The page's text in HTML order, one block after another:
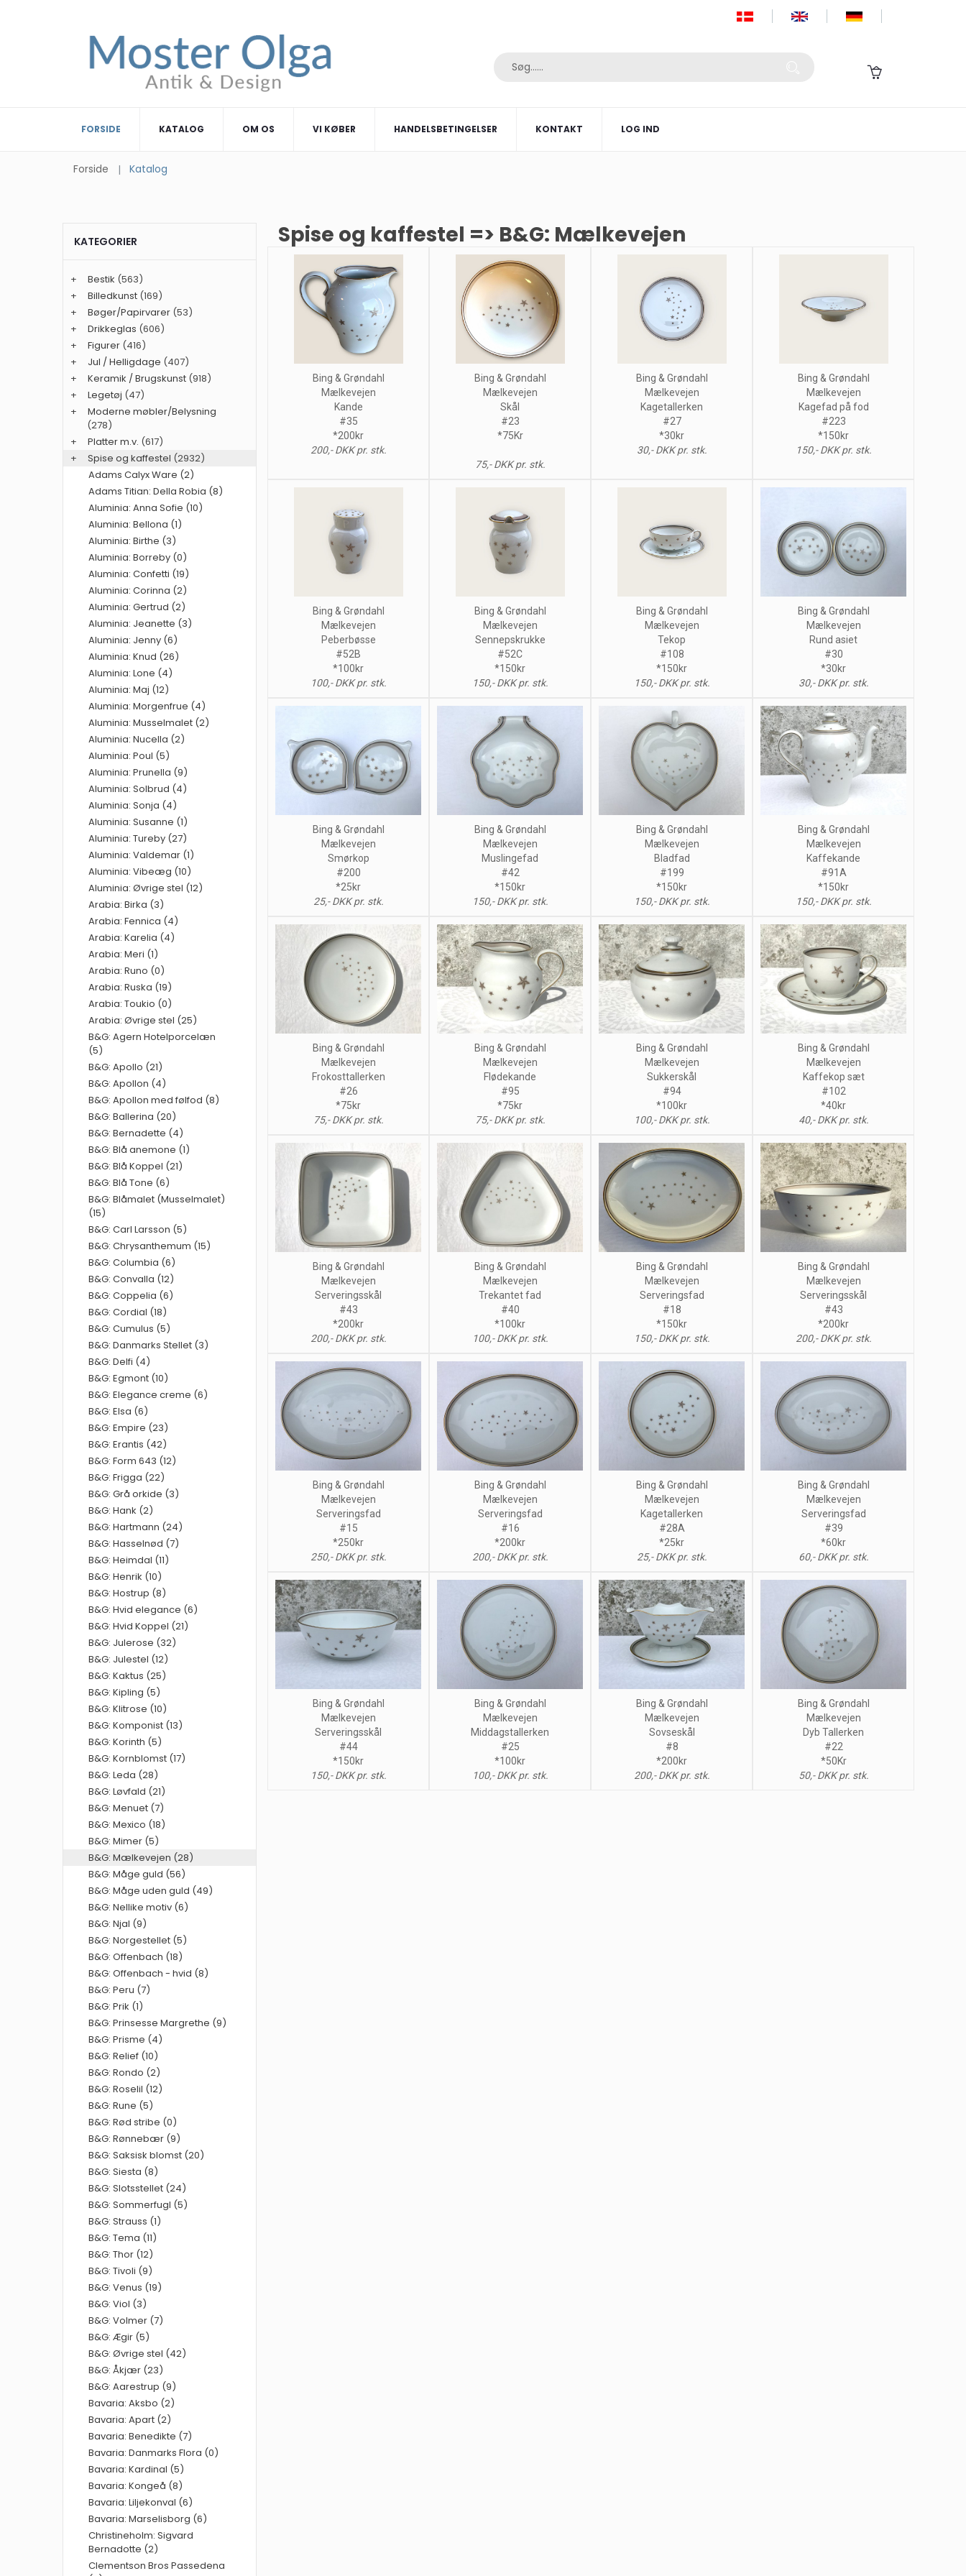
FORSIDE KATALOG OM OS VI KØBER HANDELSBETINGELSER KONTAKT LOG IND
Forside Katalog
Spise og kaffestel => B&G: Mælkevejen
Bing & Grøndahl
Mælkevejen
Kande
#35
*200kr
200,- DKK pr. stk.
Bing & Grøndahl
Mælkevejen
Skål
#23
*75Kr
75,- DKK pr. stk.
Bing & Grøndahl
Mælkevejen
Kagetallerken
#27
*30kr
30,- DKK pr. stk.
Bing & Grøndahl
Mælkevejen
Kagefad på fod
#223
*150kr
150,- DKK pr. stk.
Bing & Grøndahl
Mælkevejen
Peberbøsse
#52B
*100kr
100,- DKK pr. stk.
Bing & Grøndahl
Mælkevejen
Sennepskrukke
#52C
*150kr
150,- DKK pr. stk.
Bing & Grøndahl
Mælkevejen
Tekop
#108
*150kr
150,- DKK pr. stk.
Bing & Grøndahl
Mælkevejen
Rund asiet
#30
*30kr
30,- DKK pr. stk.
Bing & Grøndahl
Mælkevejen
Smørkop
#200
*25kr
25,- DKK pr. stk.
Bing & Grøndahl
Mælkevejen
Muslingefad
#42
*150kr
150,- DKK pr. stk.
Bing & Grøndahl
Mælkevejen
Bladfad
#199
*150kr
150,- DKK pr. stk.
Bing & Grøndahl
Mælkevejen
Kaffekande
#91A
*150kr
150,- DKK pr. stk.
Bing & Grøndahl
Mælkevejen
Frokosttallerken
#26
*75kr
75,- DKK pr. stk.
Bing & Grøndahl
Mælkevejen
Flødekande
#95
*75kr
75,- DKK pr. stk.
Bing & Grøndahl
Mælkevejen
Sukkerskål
#94
*100kr
100,- DKK pr. stk.
Bing & Grøndahl
Mælkevejen
Kaffekop sæt
#102
*40kr
40,- DKK pr. stk.
Bing & Grøndahl
Mælkevejen
Serveringsskål
#43
*200kr
200,- DKK pr. stk.
Bing & Grøndahl
Mælkevejen
Trekantet fad
#40
*100kr
100,- DKK pr. stk.
Bing & Grøndahl
Mælkevejen
Serveringsfad
#18
*150kr
150,- DKK pr. stk.
Bing & Grøndahl
Mælkevejen
Serveringsskål
#43
*200kr
200,- DKK pr. stk.
Bing & Grøndahl
Mælkevejen
Serveringsfad
#15
*250kr
250,- DKK pr. stk.
Bing & Grøndahl
Mælkevejen
Serveringsfad
#16
*200kr
200,- DKK pr. stk.
Bing & Grøndahl
Mælkevejen
Kagetallerken
#28A
*25kr
25,- DKK pr. stk.
Bing & Grøndahl
Mælkevejen
Serveringsfad
#39
*60kr
60,- DKK pr. stk.
Bing & Grøndahl
Mælkevejen
Serveringsskål
#44
*150kr
150,- DKK pr. stk.
Bing & Grøndahl
Mælkevejen
Middagstallerken
#25
*100kr
100,- DKK pr. stk.
Bing & Grøndahl
Mælkevejen
Sovseskål
#8
*200kr
200,- DKK pr. stk.
Bing & Grøndahl
Mælkevejen
Dyb Tallerken
#22
*50Kr
50,- DKK pr. stk.
KATEGORIER
+ Bestik (563)
+
Billedkunst (169)
+
Bøger/Papirvarer (53)
+
Drikkeglas (606)
+
Figurer (416)
+
Jul / Helligdage (407)
+
Keramik / Brugskunst (918)
+
Legetøj (47)
+
Moderne møbler/Belysning
(278)
+
Platter m.v. (617)
+
Spise og kaffestel (2932)
Adams Calyx Ware (2)
Adams Titian: Della Robia (8)
Aluminia: Anna Sofie (10)
Aluminia: Bellona (1)
Aluminia: Birthe (3)
Aluminia: Borreby (0)
Aluminia: Confetti (19)
Aluminia: Corinna (2)
Aluminia: Gertrud (2)
Aluminia: Jeanette (3)
Aluminia: Jenny (6)
Aluminia: Knud (26)
Aluminia: Lone (4)
Aluminia: Maj (12)
Aluminia: Morgenfrue (4)
Aluminia: Musselmalet (2)
Aluminia: Nucella (2)
Aluminia: Poul (5)
Aluminia: Prunella (9)
Aluminia: Solbrud (4)
Aluminia: Sonja (4)
Aluminia: Susanne (1)
Aluminia: Tureby (27)
Aluminia: Valdemar (1)
Aluminia: Vibeæg (10)
Aluminia: Øvrige stel (12)
Arabia: Birka (3)
Arabia: Fennica (4)
Arabia: Karelia (4)
Arabia: Meri (1)
Arabia: Runo (0)
Arabia: Ruska (19)
Arabia: Toukio (0)
Arabia: Øvrige stel (25)
B&G: Agern Hotelporcelæn
(5)
B&G: Apollo (21)
B&G: Apollon (4)
B&G: Apollon med følfod (8)
B&G: Ballerina (20)
B&G: Bernadette (4)
B&G: Blå anemone (1)
B&G: Blå Koppel (21)
B&G: Blå Tone (6)
B&G: Blåmalet (Musselmalet)
(15)
B&G: Carl Larsson (5)
B&G: Chrysanthemum (15)
B&G: Columbia (6)
B&G: Convalla (12)
B&G: Coppelia (6)
B&G: Cordial (18)
B&G: Cumulus (5)
B&G: Danmarks Stellet (3)
B&G: Delfi (4)
B&G: Egmont (10)
B&G: Elegance creme (6)
B&G: Elsa (6)
B&G: Empire (23)
B&G: Erantis (42)
B&G: Form 643 (12)
B&G: Frigga (22)
B&G: Grå orkide (3)
B&G: Hank (2)
B&G: Hartmann (24)
B&G: Hasselnød (7)
B&G: Heimdal (11)
B&G: Henrik (10)
B&G: Hostrup (8)
B&G: Hvid elegance (6)
B&G: Hvid Koppel (21)
B&G: Julerose (32)
B&G: Julestel (12)
B&G: Kaktus (25)
B&G: Kipling (5)
B&G: Klitrose (10)
B&G: Komponist (13)
B&G: Korinth (5)
B&G: Kornblomst (17)
B&G: Leda (28)
B&G: Løvfald (21)
B&G: Menuet (7)
B&G: Mexico (18)
B&G: Mimer (5)
B&G: Mælkevejen (28)
B&G: Måge guld (56)
B&G: Måge uden guld (49)
B&G: Nellike motiv (6)
B&G: Njal (9)
B&G: Norgestellet (5)
B&G: Offenbach (18)
B&G: Offenbach - hvid (8)
B&G: Peru (7)
B&G: Prik (1)
B&G: Prinsesse Margrethe (9)
B&G: Prisme (4)
B&G: Relief (10)
B&G: Rondo (2)
B&G: Roselil (12)
B&G: Rune (5)
B&G: Rød stribe (0)
B&G: Rønnebær (9)
B&G: Saksisk blomst (20)
B&G: Siesta (8)
B&G: Slotsstellet (24)
B&G: Sommerfugl (5)
B&G: Strauss (1)
B&G: Tema (11)
B&G: Thor (12)
B&G: Tivoli (9)
B&G: Venus (19)
B&G: Viol (3)
B&G: Volmer (7)
B&G: Ægir (5)
B&G: Øvrige stel (42)
B&G: Åkjær (23)
B&G: Aarestrup (9)
Bavaria: Aksbo (2)
Bavaria: Apart (2)
Bavaria: Benedikte (7)
Bavaria: Danmarks Flora (0)
Bavaria: Kardinal (5)
Bavaria: Kongeå (8)
Bavaria: Liljekonval (6)
Bavaria: Marselisborg (6)
Christineholm: Sigvard
Bernadotte (2)
Clementson Bros Passedena